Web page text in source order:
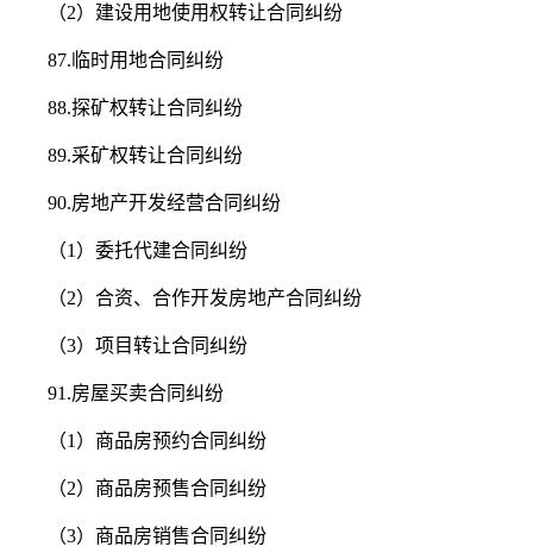
（2）建设用地使用权转让合同纠纷
87.临时用地合同纠纷
88.探矿权转让合同纠纷
89.采矿权转让合同纠纷
90.房地产开发经营合同纠纷
（1）委托代建合同纠纷
（2）合资、合作开发房地产合同纠纷
（3）项目转让合同纠纷
91.房屋买卖合同纠纷
（1）商品房预约合同纠纷
（2）商品房预售合同纠纷
（3）商品房销售合同纠纷